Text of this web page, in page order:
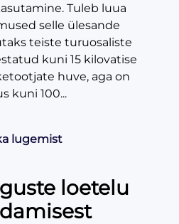
Tuleb luua
selle ülesande
teiste turuosaliste
kuni 15 kilovatise
huve, aga on
kuni 100...
lugemist
loetelu